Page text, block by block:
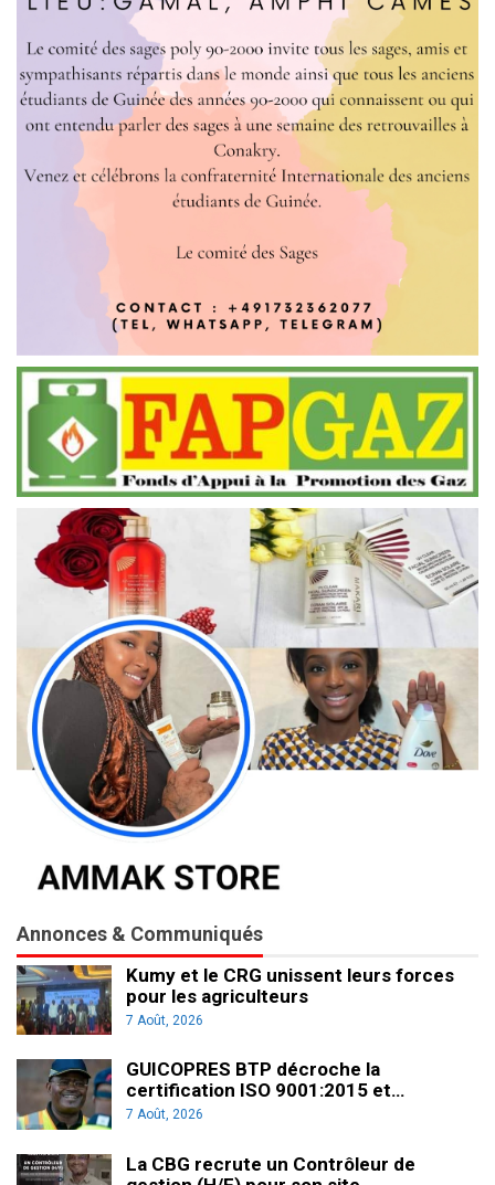
Annonces & Communiqués
Kumy et le CRG unissent leurs forces
pour les agriculteurs
7 Août, 2026
GUICOPRES BTP décroche la
certification ISO 9001:2015 et…
7 Août, 2026
La CBG recrute un Contrôleur de